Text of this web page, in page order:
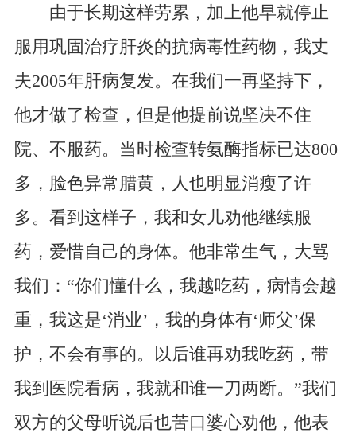
由于长期这样劳累，加上他早就停止
服用巩固治疗肝炎的抗病毒性药物，我丈
夫2005年肝病复发。在我们一再坚持下，
他才做了检查，但是他提前说坚决不住
院、不服药。当时检查转氨酶指标已达800
多，脸色异常腊黄，人也明显消瘦了许
多。看到这样子，我和女儿劝他继续服
药，爱惜自己的身体。他非常生气，大骂
我们：“你们懂什么，我越吃药，病情会越
重，我这是‘消业’，我的身体有‘师父’保
护，不会有事的。以后谁再劝我吃药，带
我到医院看病，我就和谁一刀两断。”我们
双方的父母听说后也苦口婆心劝他，他表